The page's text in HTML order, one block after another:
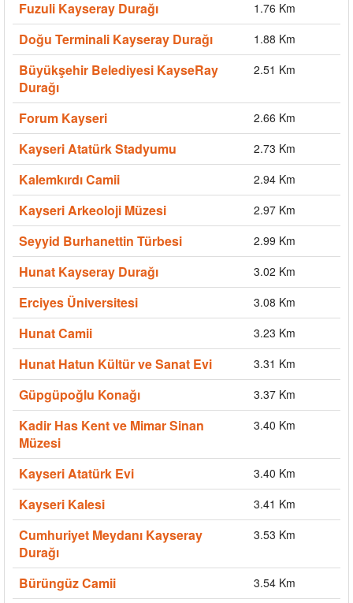
Fuzuli Kayseray Durağı 1.76 Km
Doğu Terminali Kayseray Durağı 1.88 Km
Büyükşehir Belediyesi KayseRay
Durağı
2.51 Km
Forum Kayseri 2.66 Km
Kayseri Atatürk Stadyumu 2.73 Km
Kalemkırdı Camii 2.94 Km
Kayseri Arkeoloji Müzesi 2.97 Km
Seyyid Burhanettin Türbesi 2.99 Km
Hunat Kayseray Durağı 3.02 Km
Erciyes Üniversitesi 3.08 Km
Hunat Camii 3.23 Km
Hunat Hatun Kültür ve Sanat Evi 3.31 Km
Güpgüpoğlu Konağı 3.37 Km
Kadir Has Kent ve Mimar Sinan
Müzesi
3.40 Km
Kayseri Atatürk Evi 3.40 Km
Kayseri Kalesi 3.41 Km
Cumhuriyet Meydanı Kayseray
Durağı
3.53 Km
Bürüngüz Camii 3.54 Km